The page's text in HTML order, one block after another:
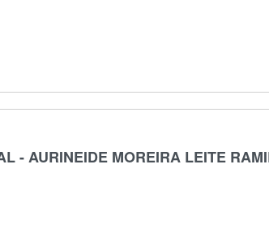
- AURINEIDE MOREIRA LEITE